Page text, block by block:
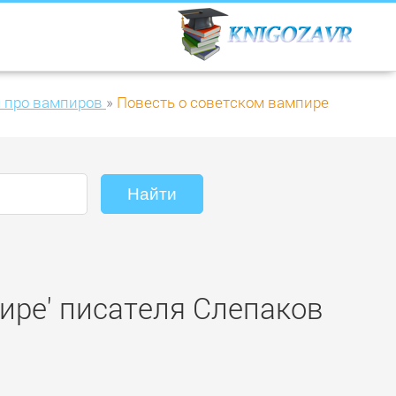
про вампиров » Повесть о советском вампире
писателя Слепаков